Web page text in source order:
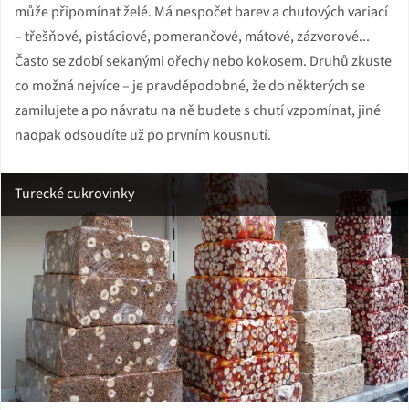
může připomínat želé. Má nespočet barev a chuťových variací
– třešňové, pistáciové, pomerančové, mátové, zázvorové...
Často se zdobí sekanými ořechy nebo kokosem. Druhů zkuste
co možná nejvíce – je pravděpodobné, že do některých se
zamilujete a po návratu na ně budete s chutí vzpomínat, jiné
naopak odsoudíte už po prvním kousnutí.
Turecké cukrovinky